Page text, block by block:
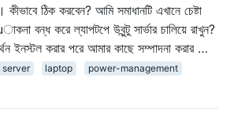
ঠিক করবেন? আমি সমাধানটি এখানে চেষ্টা
বন্ধ করে ল্যাপটপে উবুন্টু সার্ভার চালিয়ে রাখুন?
ইনস্টল করার পরে আমার কাছে সম্পাদনা করার …
server laptop
power-management